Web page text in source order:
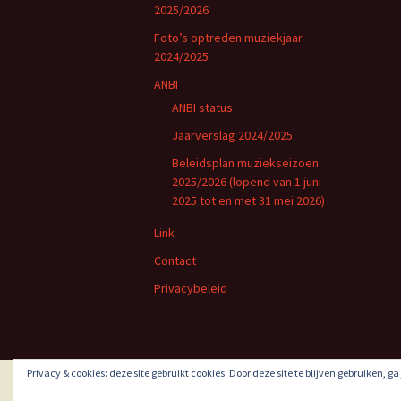
2025/2026
Foto’s optreden muziekjaar
2024/2025
ANBI
ANBI status
Jaarverslag 2024/2025
Beleidsplan muziekseizoen
2025/2026 (lopend van 1 juni
2025 tot en met 31 mei 2026)
Link
Contact
Privacybeleid
Privacy & cookies: deze site gebruikt cookies. Door deze site te blijven gebruiken,